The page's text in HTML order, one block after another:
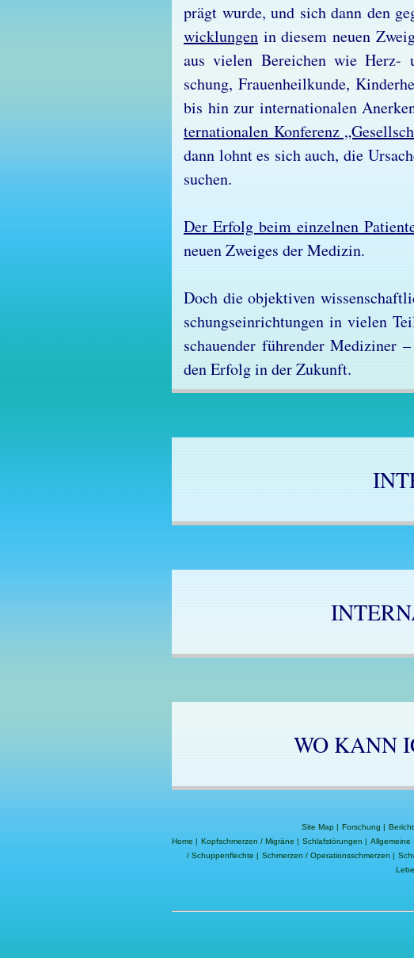
prägt wur­de, und sich dann den
wick­lun­gen in die­sem neu­en
aus vie­len Be­rei­chen wie Herz-
schung, Frau­en­heil­kun­de,
bis hin zur in­ter­na­tio­na­len
ter­na­tio­na­len Kon­fe­renz
dann lohnt es sich auch, die
su­chen.
Der Er­folg beim ein­zel­nen
neu­en Zwei­ges der Me­di­zin.
Doch die ob­jek­ti­ven
schungs­ein­rich­tun­gen in vie­len
schau­en­der füh­ren­der Me­di­zi­ner
den Er­folg in der Zu­kunft.
WO KANN
Site Map| Forschung |
Home | Kopfschmerzen / Migräne | Schlafstörungen | Allgemeine
/ Schuppenflechte | Schmerzen / Operationsschmerzen |